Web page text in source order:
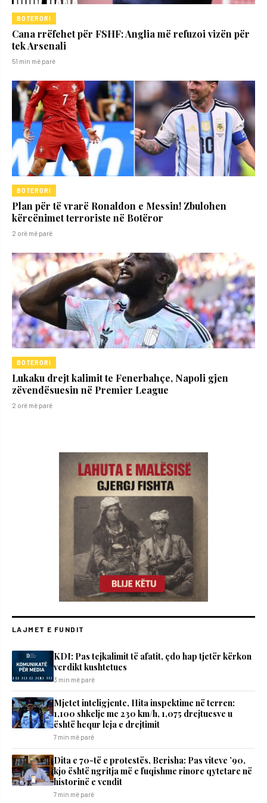
BOTERORI
Cana rrëfehet për FSHF: Anglia më refuzoi vizën për
tek Arsenali
51 min më parë
BOTERORI
Plan për të vrarë Ronaldon e Messin! Zbulohen
kërcënimet terroriste në Botëror
2 orë më parë
BOTERORI
Lukaku drejt kalimit te Fenerbahçe, Napoli gjen
zëvendësuesin në Premier League
2 orë më parë
LAJMET E FUNDIT
KDI: Pas tejkalimit të afatit, çdo hap tjetër kërkon
verdikt kushtetues
3 min më parë
Mjetet inteligjente, Hita inspektime në terren:
1,100 shkelje me 230 km/h, 1,075 drejtuesve u
është hequr leja e drejtimit
7 min më parë
Dita e 70-të e protestës, Berisha: Pas viteve ’90,
kjo është ngritja më e fuqishme rinore qytetare në
historinë e vendit
7 min më parë